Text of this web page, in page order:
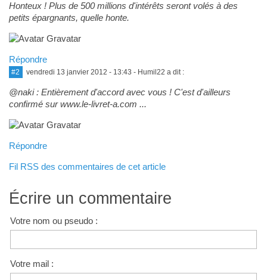
Honteux ! Plus de 500 millions d'intérêts seront volés à des
petits épargnants, quelle honte.
Répondre
#2 vendredi 13 janvier 2012 - 13:43 - Humil22 a dit :
@naki : Entièrement d'accord avec vous ! C'est d'ailleurs
confirmé sur www.le-livret-a.com ...
Répondre
Fil RSS des commentaires de cet article
Écrire un commentaire
Votre nom ou pseudo :
Votre mail :